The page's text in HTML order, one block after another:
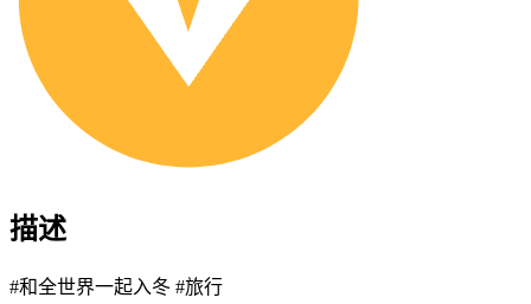
描述
#和全世界一起入冬 #旅行